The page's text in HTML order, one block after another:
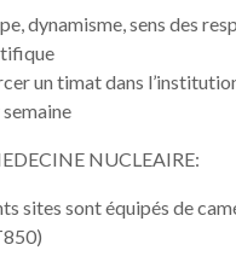
dynamisme, sens des
un timat dans
NUCLEAIRE:
sites sont équipés de